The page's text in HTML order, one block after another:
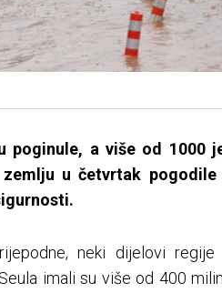
poginule, a više od 1000
u četvrtak pogodile
neki dijelovi regije
imali su više od 400